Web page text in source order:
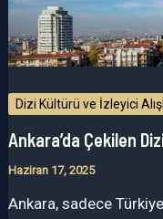
Dizi Kültürü ve İzleyici
Ankara’da Çekilen
Haziran 17, 2025
Ankara, sadece